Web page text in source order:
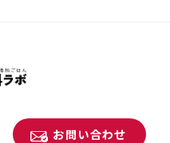
お問い合わせ